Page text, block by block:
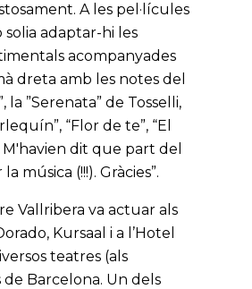
A les pel·lícules
adaptar-hi les
acompanyades
dreta amb les notes del
la ”Serenata” de Tosselli,
“Flor de te”, “El
M'havien dit que part del
música (!!!). Gràcies”.
Vallribera va actuar als
Kursaal i a l’Hotel
teatres (als
Barcelona. Un dels